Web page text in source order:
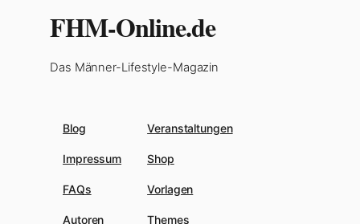
FHM-Online.de
Das Männer-Lifestyle-Magazin
Blog
Impressum
FAQs
Autoren
Veranstaltungen
Shop
Vorlagen
Themes